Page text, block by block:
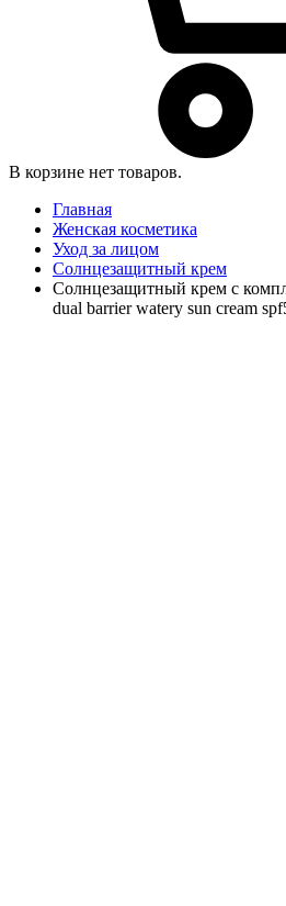
В корзине нет товаров.
Главная
Женская косметика
Уход за лицом
Солнцезащитный крем
Солнцезащитный крем с
dual barrier watery sun cream